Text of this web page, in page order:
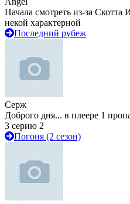
Начала смотреть из-за Скотта
некой характерной
Последний рубеж
Серж
Доброго дня... в плеере 1
3 серию 2
Погоня (2 сезон)